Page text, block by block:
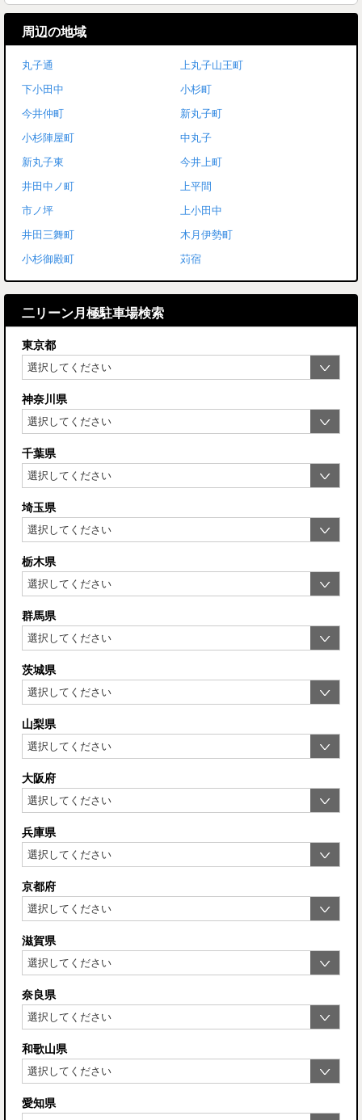
周辺の地域
丸子通
上丸子山王町
下小田中
小杉町
今井仲町
新丸子町
小杉陣屋町
中丸子
新丸子東
今井上町
井田中ノ町
上平間
市ノ坪
上小田中
井田三舞町
木月伊勢町
小杉御殿町
苅宿
二リーン月極駐車場検索
東京都
神奈川県
千葉県
埼玉県
栃木県
群馬県
茨城県
山梨県
大阪府
兵庫県
京都府
滋賀県
奈良県
和歌山県
愛知県